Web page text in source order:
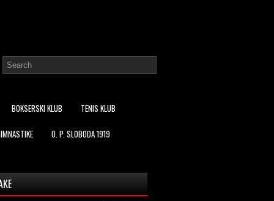
BOKSERSKI KLUB TENIS KLUB
O. P. SLOBODA 1919